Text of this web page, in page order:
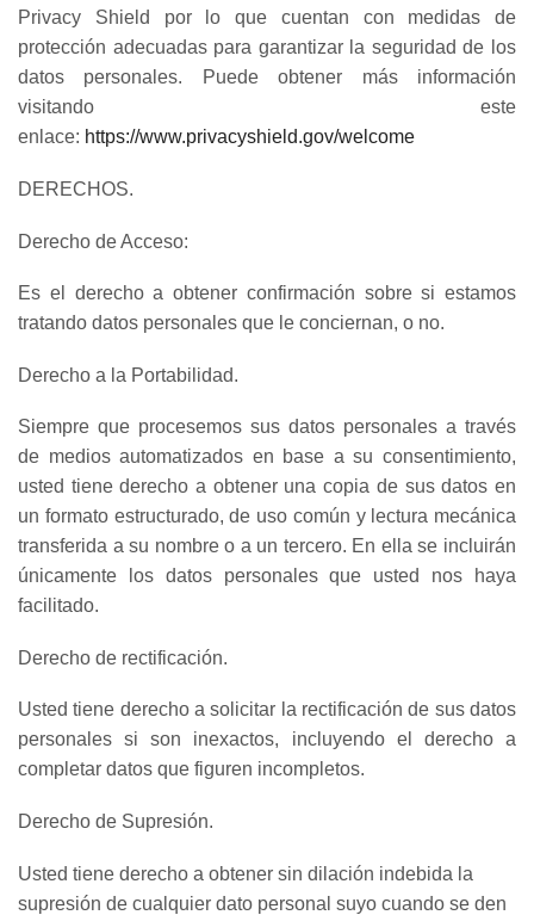
Privacy Shield por lo que cuentan con medidas de
protección adecuadas para garantizar la seguridad de los
datos personales. Puede obtener más información
visitando este
enlace: https://www.privacyshield.gov/welcome
DERECHOS.
Derecho de Acceso:
Es el derecho a obtener confirmación sobre si estamos
tratando datos personales que le conciernan, o no.
Derecho a la Portabilidad.
Siempre que procesemos sus datos personales a través
de medios automatizados en base a su consentimiento,
usted tiene derecho a obtener una copia de sus datos en
un formato estructurado, de uso común y lectura mecánica
transferida a su nombre o a un tercero. En ella se incluirán
únicamente los datos personales que usted nos haya
facilitado.
Derecho de rectificación.
Usted tiene derecho a solicitar la rectificación de sus datos
personales si son inexactos, incluyendo el derecho a
completar datos que figuren incompletos.
Derecho de Supresión.
Usted tiene derecho a obtener sin dilación indebida la
supresión de cualquier dato personal suyo cuando se den